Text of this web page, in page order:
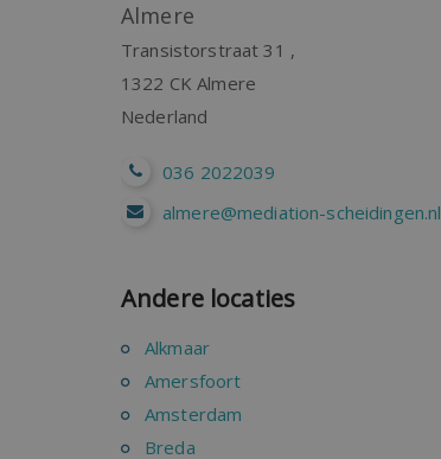
Almere
Transistorstraat 31 ,
1322 CK Almere
Nederland
036 2022039
almere@mediation-scheidingen.nl
Andere locaties
Alkmaar
Amersfoort
Amsterdam
Breda